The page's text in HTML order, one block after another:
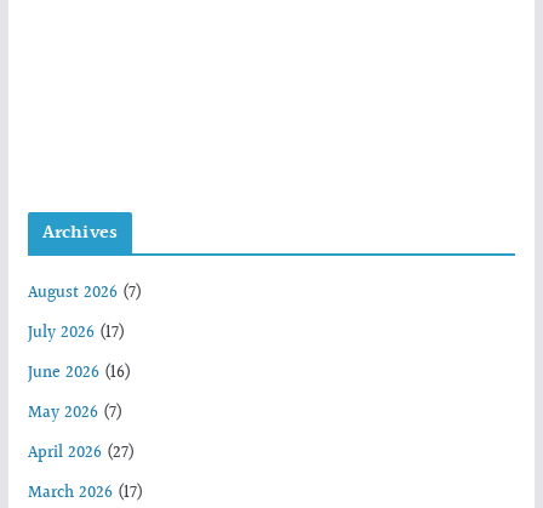
Archives
August 2026(7)
July 2026(17)
June 2026(16)
May 2026(7)
April 2026(27)
March 2026(17)